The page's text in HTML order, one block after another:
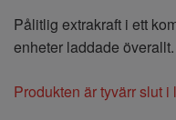
Pålitlig extrakraft i ett
enheter laddade överallt.
Produkten är tyvärr slut i